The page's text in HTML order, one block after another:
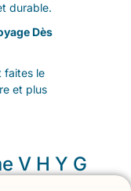
durable.
Dès
faites le
et plus
V H Y G